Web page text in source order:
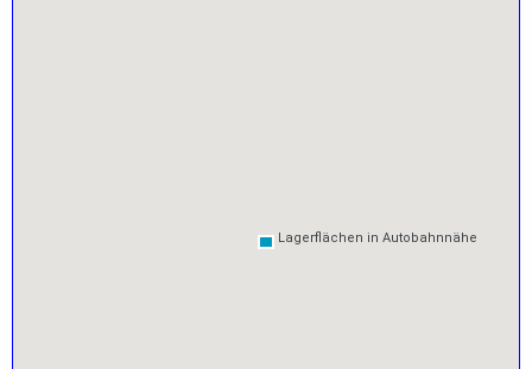
Lagerflächen in Autobahnnähe
Lagerflächen in Autobahnnähe